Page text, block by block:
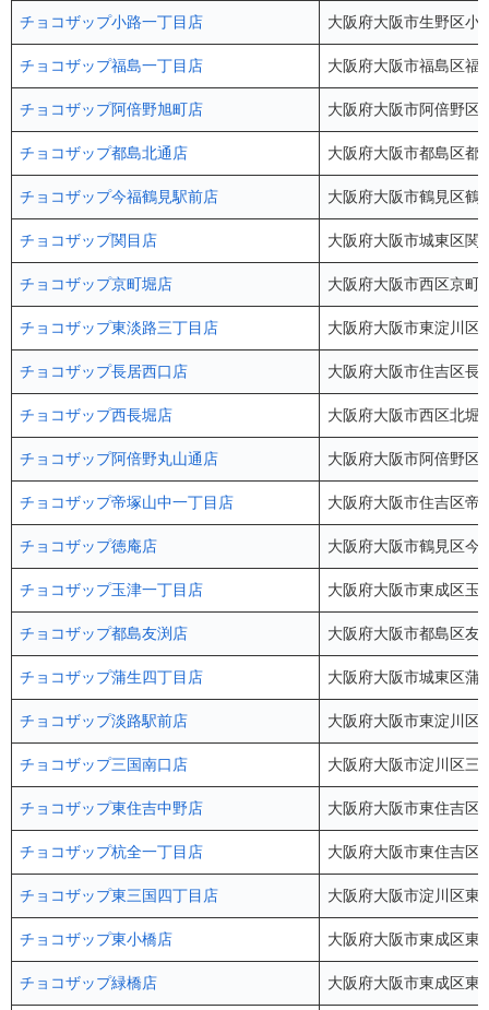
チョコザップ小路一丁目店 大阪府大阪市生野区
チョコザップ福島一丁目店 大阪府大阪市福島区
チョコザップ阿倍野旭町店 大阪府大阪市阿倍野
チョコザップ都島北通店 大阪府大阪市都島区
チョコザップ今福鶴見駅前店 大阪府大阪市鶴見区
チョコザップ関目店 大阪府大阪市城東区
チョコザップ京町堀店 大阪府大阪市西区京
チョコザップ東淡路三丁目店 大阪府大阪市東淀川
チョコザップ長居西口店 大阪府大阪市住吉区
チョコザップ西長堀店 大阪府大阪市西区北
チョコザップ阿倍野丸山通店 大阪府大阪市阿倍野
チョコザップ帝塚山中一丁目店 大阪府大阪市住吉区
チョコザップ徳庵店 大阪府大阪市鶴見区
チョコザップ玉津一丁目店 大阪府大阪市東成区
チョコザップ都島友渕店 大阪府大阪市都島区
チョコザップ蒲生四丁目店 大阪府大阪市城東区
チョコザップ淡路駅前店 大阪府大阪市東淀川
チョコザップ三国南口店 大阪府大阪市淀川区
チョコザップ東住吉中野店 大阪府大阪市東住吉
チョコザップ杭全一丁目店 大阪府大阪市東住吉
チョコザップ東三国四丁目店 大阪府大阪市淀川区
チョコザップ東小橋店 大阪府大阪市東成区
チョコザップ緑橋店 大阪府大阪市東成区